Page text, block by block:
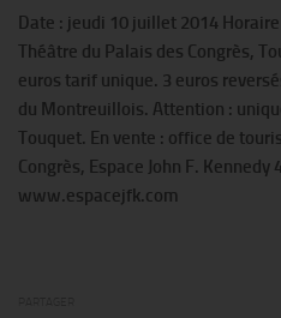
Date : jeudi 10 juillet 2014
Théâtre du Palais des Congrès,
euros tarif unique. 3 euros
du Montreuillois. Attention :
Touquet. En vente : office de
Congrès, Espace John F.
www.espacejfk.com